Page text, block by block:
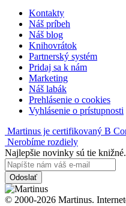
Kontakty
Náš príbeh
Náš blog
Knihovrátok
Partnerský systém
Pridaj sa k nám
Marketing
Náš labák
Prehlásenie o cookies
Vyhlásenie o prístupnosti
Martinus je certifikovaný B
Nerobíme rozdiely
Najlepšie novinky sú tie
Odoslať
© 2000-2026 Martinus.